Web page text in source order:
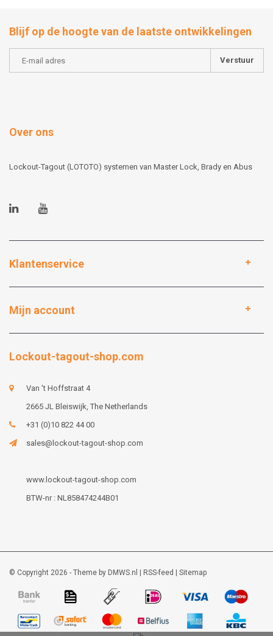
Blijf op de hoogte van de laatste ontwikkelingen
Verstuur
Over ons
Lockout-Tagout (LOTOTO) systemen van Master Lock, Brady en Abus
Klantenservice
Mijn account
Lockout-tagout-shop.com
Van 't Hoffstraat 4
2665 JL Bleiswijk, The Netherlands
+31 (0)10 822 44 00
sales@lockout-tagout-shop.com
www.lockout-tagout-shop.com
BTW-nr : NL858474244B01
© Copyright 2026 - Theme by DMWS.nl RSS-feed Sitemap